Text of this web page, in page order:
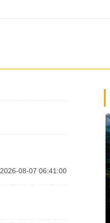
2026-08-07 06:41:00